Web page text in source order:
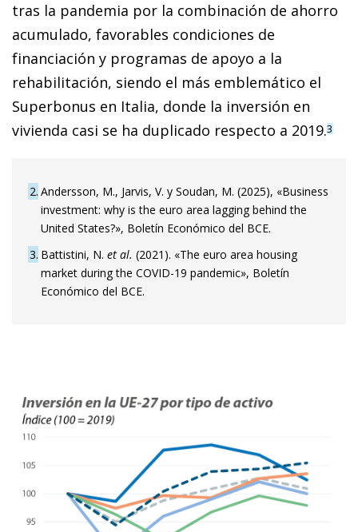
tras la pandemia por la combinación de ahorro
acumulado, favorables condiciones de
financiación y programas de apoyo a la
rehabilitación, siendo el más emblemático el
Superbonus en Italia, donde la inversión en
vivienda casi se ha duplicado respecto a 2019.3
2 Andersson, M., Jarvis, V. y Soudan, M. (2025), «Business
investment: why is the euro area lagging behind the
United States?», Boletín Económico del BCE.
3 Battistini, N. et al. (2021). «The euro area housing
market during the COVID-19 pandemic», Boletín
Económico del BCE.